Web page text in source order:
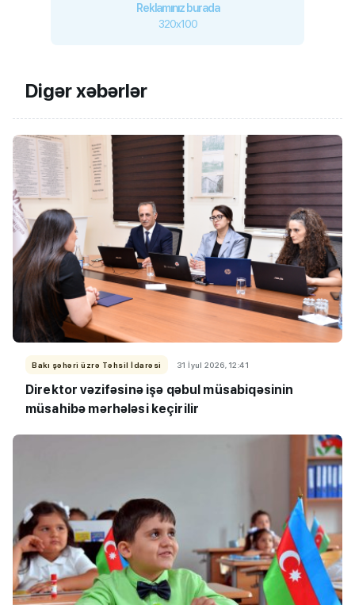
Reklamınız burada
320x100
Digər xəbərlər
Bakı şəhəri üzrə Təhsil İdarəsi 31 İyul 2026, 12:41
Direktor vəzifəsinə işə qəbul müsabiqəsinin
müsahibə mərhələsi keçirilir